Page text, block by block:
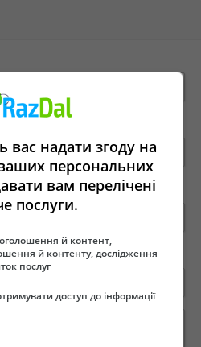
вас надати згоду на
персональних
вам перелічені
послуги.
й контент,
й контенту, дослідження
послуг
доступ до інформації